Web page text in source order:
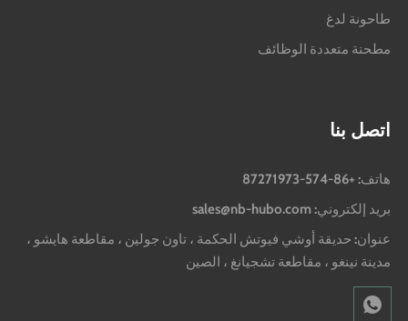
طاحونة لدغ
مطحنة متعددة الوظائف
اتصل بنا
هاتف: +86-574-87271973
بريد إلكتروني: sales@nb-hubo.com
عنوان: حديقة أوشي فيوتش الحكمة ، تاون جولين ، مقاطعة هايشو ،
مدينة نينغو ، مقاطعة تشجيانغ ، الصين